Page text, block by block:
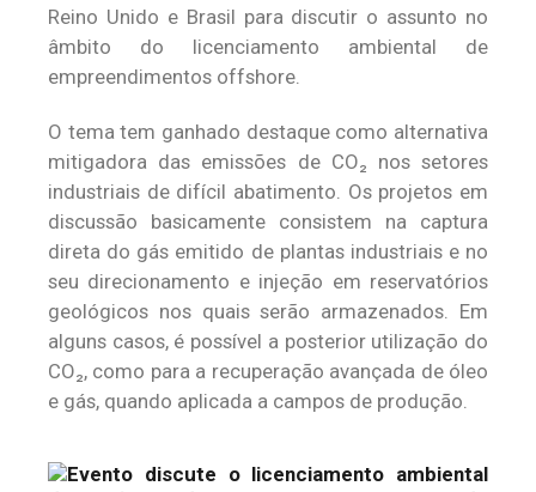
Reino Unido e Brasil para discutir o assunto no
âmbito do licenciamento ambiental de
empreendimentos offshore.
O tema tem ganhado destaque como alternativa
mitigadora das emissões de CO₂ nos setores
industriais de difícil abatimento. Os projetos em
discussão basicamente consistem na captura
direta do gás emitido de plantas industriais e no
seu direcionamento e injeção em reservatórios
geológicos nos quais serão armazenados. Em
alguns casos, é possível a posterior utilização do
CO₂, como para a recuperação avançada de óleo
e gás, quando aplicada a campos de produção.